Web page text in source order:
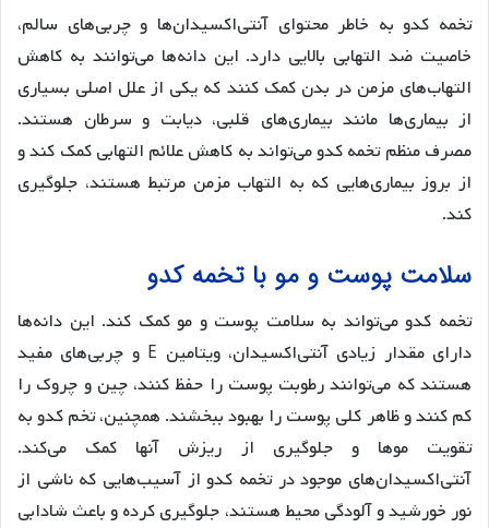
تخمه کدو به خاطر محتوای آنتی‌اکسیدان‌ها و چربی‌های سالم،
خاصیت ضد التهابی بالایی دارد. این دانه‌ها می‌توانند به کاهش
التهاب‌های مزمن در بدن کمک کنند که یکی از علل اصلی بسیاری
از بیماری‌ها مانند بیماری‌های قلبی، دیابت و سرطان هستند.
مصرف منظم تخمه کدو می‌تواند به کاهش علائم التهابی کمک کند و
از بروز بیماری‌هایی که به التهاب مزمن مرتبط هستند، جلوگیری
کند.
سلامت پوست و مو با تخمه کدو
تخمه کدو می‌تواند به سلامت پوست و مو کمک کند. این دانه‌ها
دارای مقدار زیادی آنتی‌اکسیدان، ویتامین E و چربی‌های مفید
هستند که می‌توانند رطوبت پوست را حفظ کنند، چین و چروک را
کم کنند و ظاهر کلی پوست را بهبود ببخشند. همچنین، تخم کدو به
تقویت موها و جلوگیری از ریزش آنها کمک می‌کند.
آنتی‌اکسیدان‌های موجود در تخمه کدو از آسیب‌هایی که ناشی از
نور خورشید و آلودگی محیط هستند، جلوگیری کرده و باعث شادابی